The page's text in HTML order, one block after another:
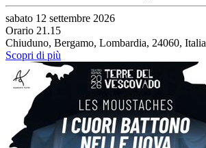
sabato 12 settembre 2026
Orario 21.15
Chiuduno, Bergamo, Lombardia, 24060, Italia
Scopri di più